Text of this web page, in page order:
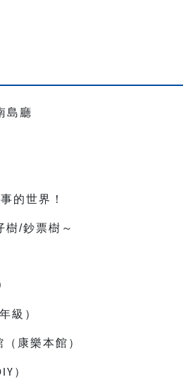
島廳
的世界！
樹/鈔票樹～
級）
康樂本館）
）